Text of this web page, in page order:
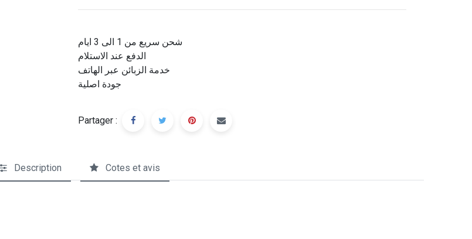
شحن سريع من 1 الى 3 ايام
الدفع عند الاستلام
خدمة الزبائن عبر الهاتف
جودة اصلية
Partager :
Description Cotes et avis